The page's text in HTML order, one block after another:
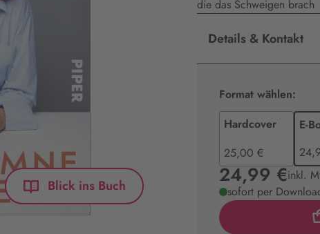
Blick ins Buch
die das Schweigen brach
Details & Kontakt
Format wählen:
Hardcover
25,00 €
E-
24,99 €inkl.
sofort per